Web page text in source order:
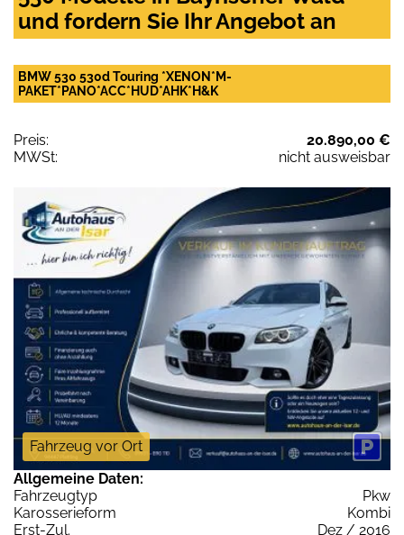
und fordern Sie Ihr Angebot an
BMW 530 530d Touring *XENON*M-
PAKET*PANO*ACC*HUD*AHK*H&K
Preis:
20.890,00 €
MWSt:
nicht ausweisbar
Fahrzeug vor Ort
Allgemeine Daten:
Fahrzeugtyp
Pkw
Karosserieform
Kombi
Erst-Zul.
Dez / 2016